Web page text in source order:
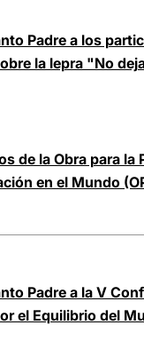
Padre a los
la lepra "No
de la Obra para la
en el Mundo
Padre a la V
el Equilibrio del